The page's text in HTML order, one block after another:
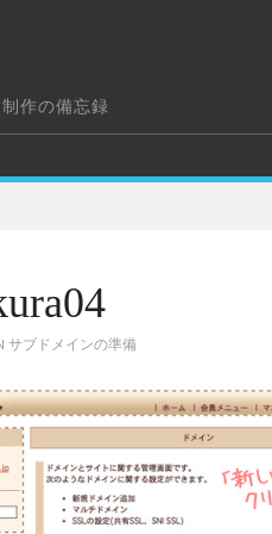
作の備忘録
サブドメインの準備